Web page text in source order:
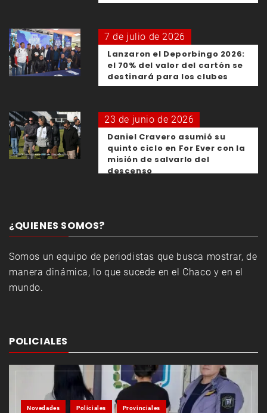
7 de julio de 2026
Lanzaron el Deporbingo 2026:
el 70% del valor del cartón se
destinará para los clubes
23 de junio de 2026
Daniel Cravero asumió su
quinto ciclo en For Ever con la
misión de salvarlo del
descenso
¿QUIENES SOMOS?
Somos un equipo de periodistas que busca mostrar, de
manera dinámica, lo que sucede en el Chaco y en el
mundo.
POLICIALES
Novedades Policiales Provinciales